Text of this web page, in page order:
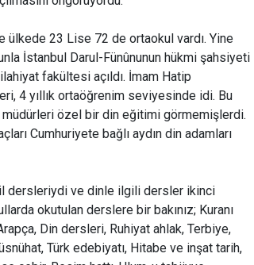
ülkede 23 Lise 72 de ortaokul vardı. Yine
İstanbul Darul-Fünûnunun hükmi şahsiyeti
fakültesi açıldı. İmam Hatip
4 yıllık ortaöğrenim seviyesinde idi. Bu
müdürleri özel bir din eğitimi görmemişlerdi.
Cumhuriyete bağlı aydın din adamları
dersleriydi ve dinle ilgili dersler ikinci
okutulan derslere bir bakınız; Kuranı
Din dersleri, Ruhiyat ahlak, Terbiye,
Türk edebiyatı, Hitabe ve inşat tarih,